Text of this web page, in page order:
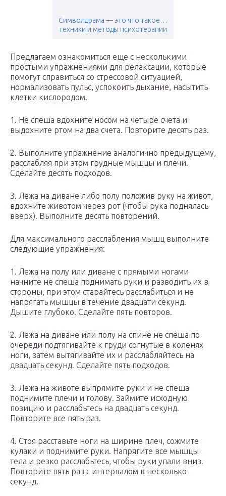
Символдрама — это что такое…
техники и методы психотерапии
Предлагаем ознакомиться еще с несколькими
простыми упражнениями для релаксации, которые
помогут справиться со стрессовой ситуацией,
нормализовать пульс, успокоить дыхание, насытить
клетки кислородом.
1. Не спеша вдохните носом на четыре счета и
выдохните ртом на два счета. Повторите десять раз.
2. Выполните упражнение аналогично предыдущему,
расслабляя при этом грудные мышцы и плечи.
Сделайте десять подходов.
3. Лежа на диване либо полу положив руку на живот,
вдохните животом через рот (чтобы рука поднялась
вверх). Выполните десять повторений.
Для максимального расслабления мышц выполните
следующие упражнения:
1. Лежа на полу или диване с прямыми ногами
начните не спеша поднимать руки и разводить их в
стороны, при этом старайтесь расслабиться и не
напрягать мышцы в течение двадцати секунд.
Дышите глубоко. Сделайте пять повторов.
2. Лежа на диване или полу на спине не спеша по
очереди подтягивайте к груди согнутые в коленях
ноги, затем вытягивайте их и расслабляйтесь на
двадцать секунд. Сделайте пять подходов.
3. Лежа на животе выпрямите руки и не спеша
поднимите плечи и голову. Займите исходную
позицию и расслабьтесь на двадцать секунд.
Повторите все пять раз.
4. Стоя расставьте ноги на ширине плеч, сожмите
кулаки и поднимите руки. Напрягите все мышцы
тела и резко расслабьтесь, чтобы руки упали вниз.
Повторите пять раз с интервалом в несколько
секунд.